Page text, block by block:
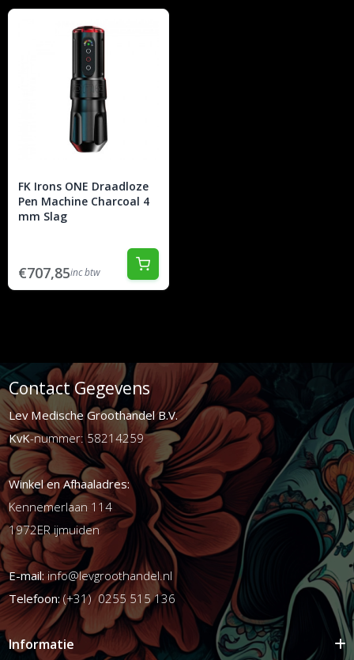
FK Irons ONE Draadloze
Pen Machine Charcoal 4
mm Slag
€707,85inc btw
Contact Gegevens
Lev Medische Groothandel B.V.
KvK-nummer: 58214259
Winkel en Afhaaladres:
Kennemerlaan 114
1972ER ijmuiden
E-mail:info@levgroothandel.nl
Telefoon:(+31) 0255 515 136
Informatie